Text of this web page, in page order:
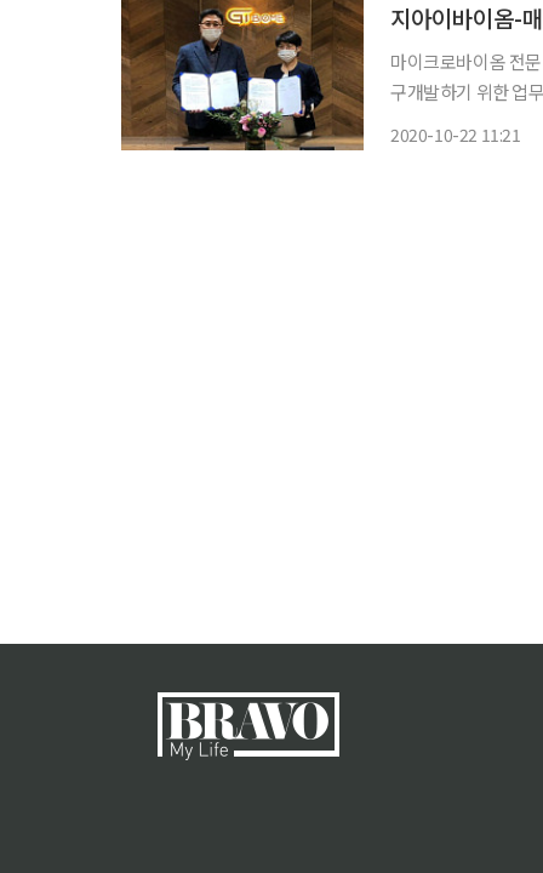
지아이바이옴-
마이크로바이옴 전
구개발하기 위한 업
2020-10-22 11:21